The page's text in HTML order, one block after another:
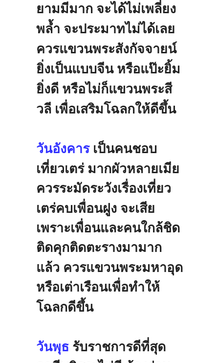
ยามมีมาก จะได้ไม่เพลี่ยง
พล้ำ จะประมาทไม่ได้เลย
ควรแขวนพระสังกัจจายน์
ยิ่งเป็นแบบจีน หรือแป๊ะยิ้ม
ยิ่งดี หรือไม่ก็แขวนพระสี
วลี เพื่อเสริมโฉลกให้ดีขึ้น
วันอังคาร เป็นคนชอบ
เที่ยวเตร่ มากผัวหลายเมีย
ควรระมัดระวังเรื่องเที่ยว
เตร่คบเพื่อนฝูง จะเสีย
เพราะเพื่อนและคนใกล้ชิด
ติดคุกติดตะรางมามาก
แล้ว ควรแขวนพระมหาอุด
หรือเต่าเรือนเพื่อทำให้
โฉลกดีขึ้น
วันพุธ รับราชการดีที่สุด